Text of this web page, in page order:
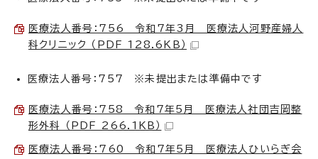
医療法人番号：756 令和7年3月 医療法人河野産婦人
科クリニック （PDF 128.6KB）
医療法人番号：757 ※未提出または準備中です
医療法人番号：758 令和7年5月 医療法人社団吉岡整
形外科 （PDF 266.1KB）
医療法人番号：760 令和7年5月 医療法人ひいらぎ会